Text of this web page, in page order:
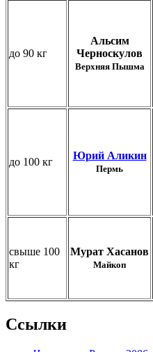
до 90 кг
Альсим
Черноскулов
Верхняя Пышма
до 100 кг
Юрий Аликин
Пермь
свыше 100
кг
Мурат Хасанов
Майкоп
Ссылки